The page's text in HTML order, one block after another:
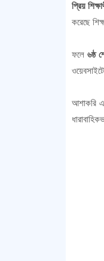
প্রিয়
করেছে
ফলে ৬ষ্ঠ
আশাকরি